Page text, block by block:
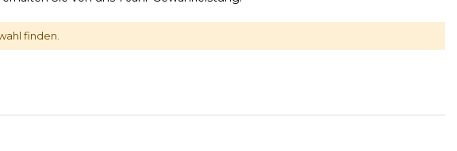
finden.